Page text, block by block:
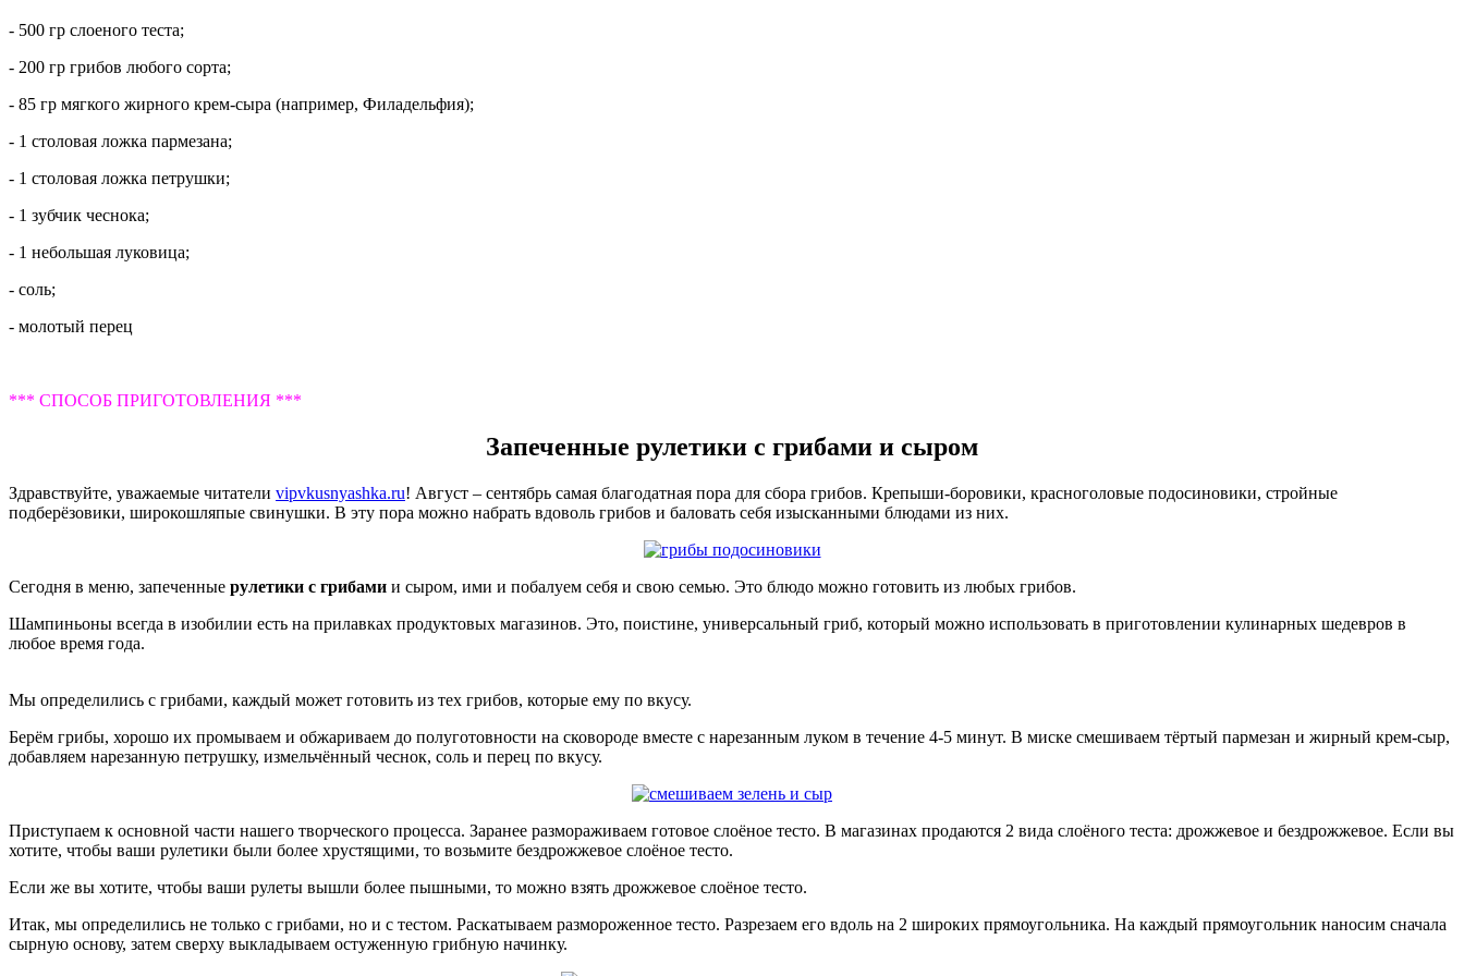
- 500 гр слоеного теста;
- 200 гр грибов любого сорта;
- 85 гр мягкого жирного крем-сыра (например, Филадельфия);
- 1 столовая ложка пармезана;
- 1 столовая ложка петрушки;
- 1 зубчик чеснока;
- 1 небольшая луковица;
- соль;
- молотый перец
*** СПОСОБ ПРИГОТОВЛЕНИЯ ***
Запеченные рулетики с грибами и сыром
Здравствуйте, уважаемые читатели vipvkusnyashka.ru! Август – сентябрь самая благодатная пора для сбора грибов. Крепыши-боровики, красноголовые подосиновики, стройные
подберёзовики, широкошляпые свинушки. В эту пора можно набрать вдоволь грибов и баловать себя изысканными блюдами из них.
Сегодня в меню, запеченные рулетики с грибами и сыром, ими и побалуем себя и свою семью. Это блюдо можно готовить из любых грибов.
Шампиньоны всегда в изобилии есть на прилавках продуктовых магазинов. Это, поистине, универсальный гриб, который можно использовать в приготовлении кулинарных шедевров в
любое время года.
Мы определились с грибами, каждый может готовить из тех грибов, которые ему по вкусу.
Берём грибы, хорошо их промываем и обжариваем до полуготовности на сковороде вместе с нарезанным луком в течение 4-5 минут. В миске смешиваем тёртый пармезан и жирный крем-сыр,
добавляем нарезанную петрушку, измельчённый чеснок, соль и перец по вкусу.
Приступаем к основной части нашего творческого процесса. Заранее размораживаем готовое слоёное тесто. В магазинах продаются 2 вида слоёного теста: дрожжевое и бездрожжевое. Если вы
хотите, чтобы ваши рулетики были более хрустящими, то возьмите бездрожжевое слоёное тесто.
Если же вы хотите, чтобы ваши рулеты вышли более пышными, то можно взять дрожжевое слоёное тесто.
Итак, мы определились не только с грибами, но и с тестом. Раскатываем размороженное тесто. Разрезаем его вдоль на 2 широких прямоугольника. На каждый прямоугольник наносим сначала
сырную основу, затем сверху выкладываем остуженную грибную начинку.